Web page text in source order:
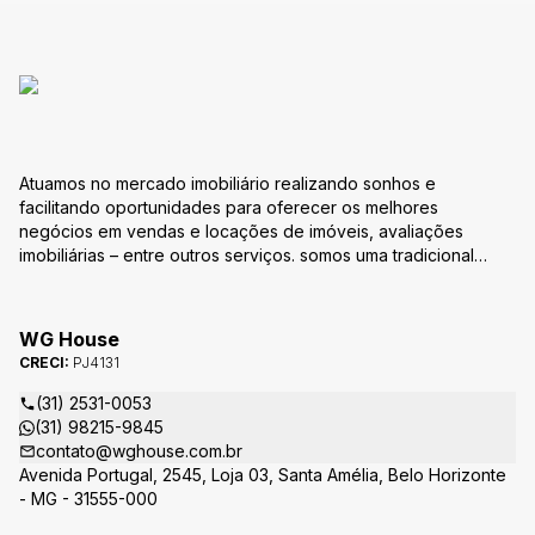
Atuamos no mercado imobiliário realizando sonhos e
facilitando oportunidades para oferecer os melhores
negócios em vendas e locações de imóveis, avaliações
imobiliárias – entre outros serviços. somos uma tradicional
prestado e principalmente na realização do sonho e na
aquisição da conquista. é a busca permanente de excelência
e qualidade na prestação de serviços em negócios
imobiliários que atendam às necessidades dos nossos clientes
e parceiros Visão Nossa visão é reafirmar nosso compromisso
em estar cada vez mais próximo de pessoas, acreditando que
juntos construiremos um novo conceito de imobiliária que
WG House
CRECI: PJ4131
(31) 2531-0053
(31) 98215-9845
contato@wghouse.com.br
Avenida Portugal, 2545, Loja 03, Santa Amélia, Belo Horizonte
- MG - 31555-000